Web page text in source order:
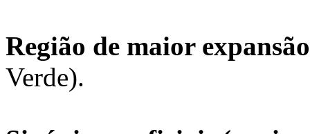
Região de maior
Verde).